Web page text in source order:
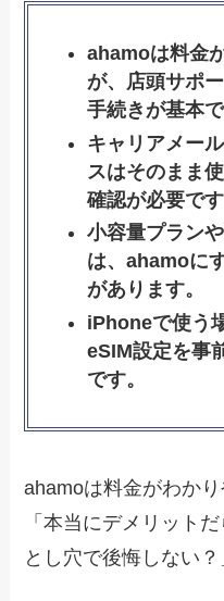
ahamoは料金
が、店頭サポ
手続きが基本で
キャリアメー
スはそのまま
確認が必要です
小容量プラン
は、ahamoに
があります。
iPhoneで使う
eSIM設定を事
です。
ahamoは料金がわか
「本当にデメリット
とし穴で後悔しない